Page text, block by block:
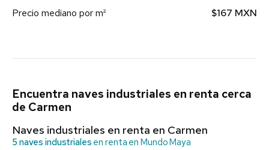
Precio mediano por m² $167 MXN
Encuentra naves industriales en renta cerca
de Carmen
Naves industriales en renta en Carmen
5 naves industriales en renta en Mundo Maya